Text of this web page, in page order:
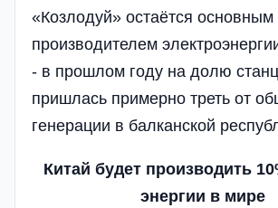
«Козлодуй» остаётся основным
производителем
- в прошлом году на долю
пришлась примерно треть от
генерации в балканской
Китай будет производить
энергии в мире